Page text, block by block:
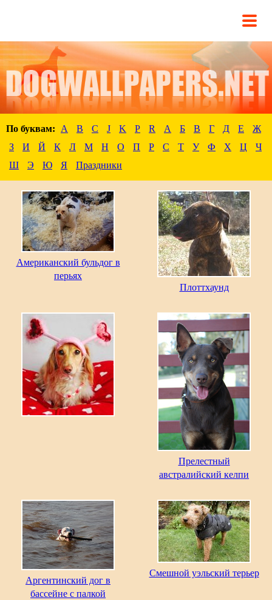
По буквам: A B C J K P R А Б В Г Д Е
Ж
З
И Й К Л М Н О П Р С Т У Ф Х Ц
Ч
Ш
Э Ю Я Праздники
Американский бульдог в
перьях
Плоттхаунд
Прелестный
австралийский келпи
Аргентинский дог в
бассейне с палкой
Смешной уэльский терьер